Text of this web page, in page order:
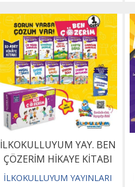
İLKOKULLUYUM YAY. BEN
ÇÖZERİM HİKAYE KİTABI
SETİ-1.SERİ
İLKOKULLUYUM YAYINLARI